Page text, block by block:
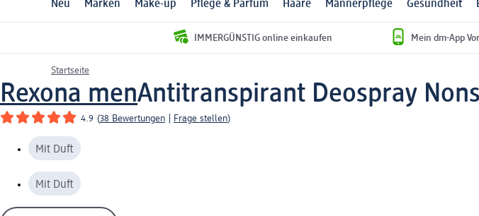
Neu Marken Make-up Pflege & Parfum Haare Männerpflege Gesundheit
IMMERGÜNSTIG online einkaufen Mein dm-App
Startseite
Rexona menAntitranspirant Deospray
4.9 (38 Bewertungen Frage stellen)
Mit Duft
Mit Duft